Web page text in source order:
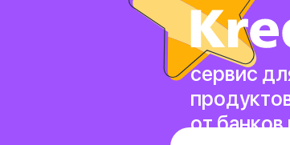
сервис
от